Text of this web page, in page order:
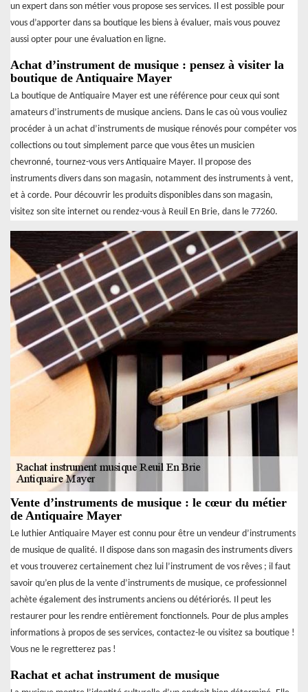
un expert dans son métier vous propose ses services. Il est possible pour
vous d’apporter dans sa boutique les biens à évaluer, mais vous pouvez
aussi opter pour une évaluation en ligne.
Achat d’instrument de musique : pensez à visiter la
boutique de Antiquaire Mayer
La boutique de Antiquaire Mayer est une référence pour ceux qui sont
amateurs d’instruments de musique anciens. Dans le cas où vous vouliez
procéder à un achat d’instruments de musique rénovés pour compéter vos
collections ou tout simplement parce que vous êtes un musicien
chevronné, tournez-vous vers Antiquaire Mayer. Il propose des
instruments divers dans son magasin, notamment des instruments à vent,
et à corde. Pour découvrir les produits disponibles dans son magasin,
visitez son site internet ou rendez-vous à Reuil En Brie, dans le 77260.
Vente d’instruments de musique : le cœur du métier
de Antiquaire Mayer
Le luthier Antiquaire Mayer est connu pour être un vendeur d’instruments
de musique de qualité. Il dispose dans son magasin des instruments divers
et vous trouverez certainement chez lui l’instrument de vos rêves ; il faut
savoir qu’en plus de la vente d’instruments de musique, ce professionnel
achète également des instruments anciens ou détériorés. Il peut les
restaurer pour les rendre entièrement fonctionnels. Pour de plus amples
informations à propos de ses services, contactez-le ou visitez sa boutique !
Vous ne le regretterez pas !
Rachat et achat instrument de musique